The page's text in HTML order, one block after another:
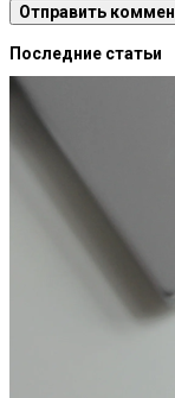
Последние статьи